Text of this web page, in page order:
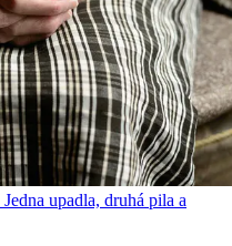
upadla, druhá pila a